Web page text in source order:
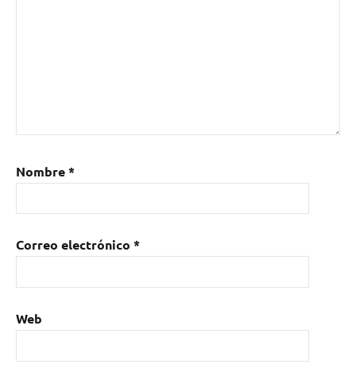
Travis
Nombre*
Correo electrónico *
Web